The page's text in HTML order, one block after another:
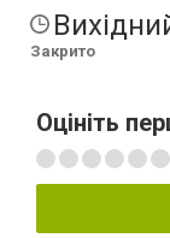
Закрито
Оцініть